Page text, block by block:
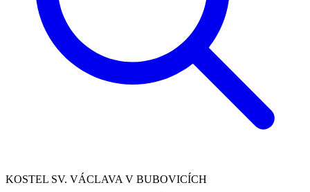
KOSTEL SV. VÁCLAVA V BUBOVICÍCH